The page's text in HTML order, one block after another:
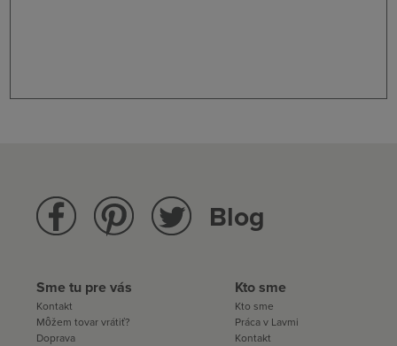
Blog
Sme tu pre vás
Kontakt
Môžem tovar vrátiť?
Doprava
Kto sme
Kto sme
Práca v Lavmi
Kontakt